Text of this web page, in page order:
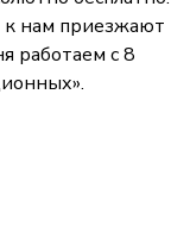
к нам приезжают
работаем с 8